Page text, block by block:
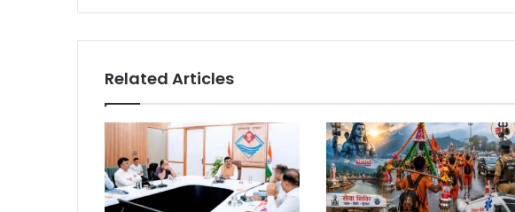
Related Articles